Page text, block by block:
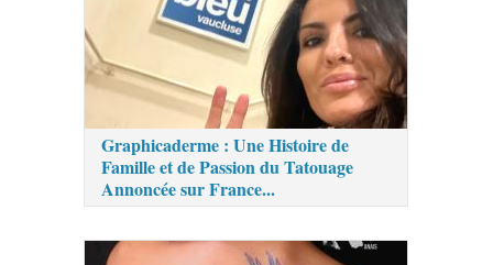
Graphicaderme : Une Histoire de
Famille et de Passion du Tatouage
Annoncée sur France...